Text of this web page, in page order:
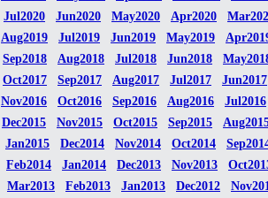
Jul2020 Jun2020 May2020 Apr2020
Aug2019 Jul2019 Jun2019 May2019
Sep2018 Aug2018 Jul2018 Jun2018
Oct2017 Sep2017 Aug2017 Jul2017
Jun2017
Nov2016 Oct2016 Sep2016 Aug2016
Jul2016
Dec2015 Nov2015 Oct2015 Sep2015
Jan2015 Dec2014 Nov2014 Oct2014
Feb2014 Jan2014 Dec2013 Nov2013
Mar2013 Feb2013 Jan2013 Dec2012